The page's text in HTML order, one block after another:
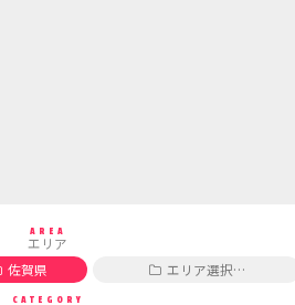
AREA
エリア
佐賀県 エリア選択…
CATEGORY